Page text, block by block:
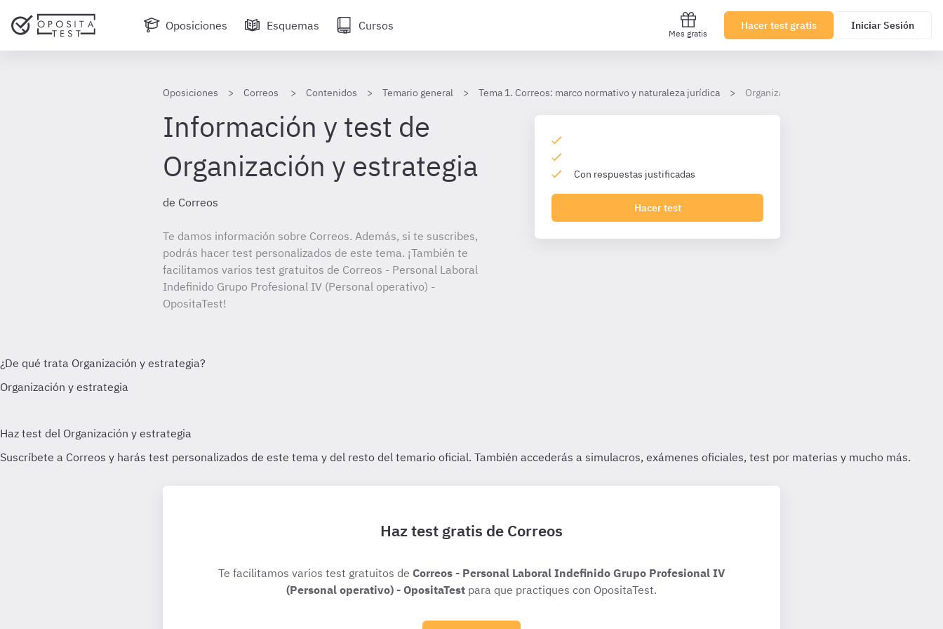
Oposiciones Esquemas Cursos
Mes gratis
Hacer test gratis Iniciar Sesión
Oposiciones Correos Contenidos Temario general Tema 1. Correos: marco normativo y naturaleza jurídica Organización y estrategia
Información y test de
Organización y estrategia
de Correos
Te damos información sobre Correos. Además, si te suscribes,
podrás hacer test personalizados de este tema. ¡También te
facilitamos varios test gratuitos de Correos - Personal Laboral
Indefinido Grupo Profesional IV (Personal operativo) -
OpositaTest!
Con respuestas justificadas
Hacer test
Haz test gratis de Correos
Te facilitamos varios test gratuitos de Correos - Personal Laboral Indefinido Grupo Profesional IV
(Personal operativo) - OpositaTest para que practiques con OpositaTest.